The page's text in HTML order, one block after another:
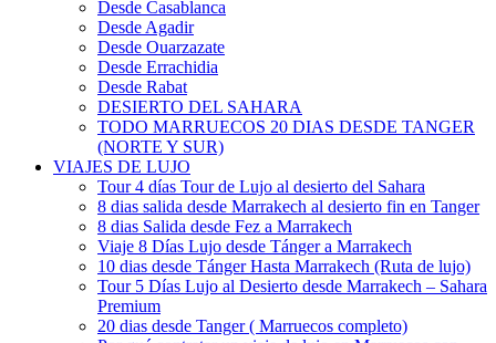
Desde Casablanca
Desde Agadir
Desde Ouarzazate
Desde Errachidia
Desde Rabat
DESIERTO DEL SAHARA
TODO MARRUECOS 20 DIAS DESDE TANGER
(NORTE Y SUR)
VIAJES DE LUJO
Tour 4 días Tour de Lujo al desierto del Sahara
8 dias salida desde Marrakech al desierto fin en Tanger
8 dias Salida desde Fez a Marrakech
Viaje 8 Días Lujo desde Tánger a Marrakech
10 dias desde Tánger Hasta Marrakech (Ruta de lujo)
Tour 5 Días Lujo al Desierto desde Marrakech – Sahara
Premium
20 dias desde Tanger ( Marruecos completo)